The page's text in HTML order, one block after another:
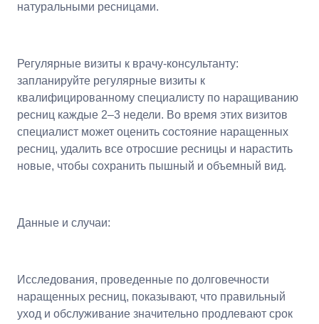
натуральными ресницами.
Регулярные визиты к врачу-консультанту:
запланируйте регулярные визиты к
квалифицированному специалисту по наращиванию
ресниц каждые 2–3 недели. Во время этих визитов
специалист может оценить состояние наращенных
ресниц, удалить все отросшие ресницы и нарастить
новые, чтобы сохранить пышный и объемный вид.
Данные и случаи:
Исследования, проведенные по долговечности
наращенных ресниц, показывают, что правильный
уход и обслуживание значительно продлевают срок